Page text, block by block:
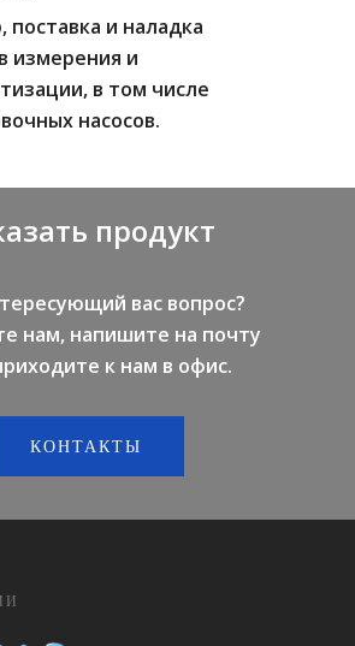
поставка и наладка
измерения и
в том числе
насосов.
продукт
вас вопрос?
нам, напишите на почту
к нам в офис.
КОНТАКТЫ